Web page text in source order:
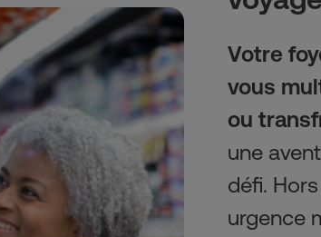
Votre
vous
ou
une
défi.
urgence